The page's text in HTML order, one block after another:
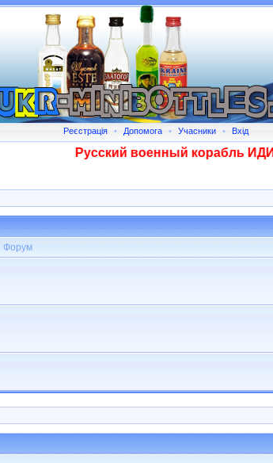
Реєстрація • Допомога • Учасники • Вхід
Русский военный корабль
Форум